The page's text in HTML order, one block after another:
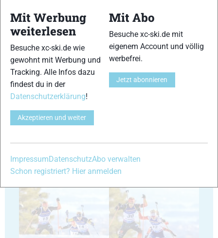
36
Mit Werbung
weiterlesen
Besuche xc-ski.de wie
gewohnt mit Werbung und
Tracking. Alle Infos dazu
findest du in der
Datenschutzerklärung!
Akzeptieren und weiter
Mit Abo
Besuche xc-ski.de mit
eigenem Account und völlig
werbefrei.
Jetzt abonnieren
ImpressumDatenschutzAbo verwalten
Schon registriert? Hier anmelden